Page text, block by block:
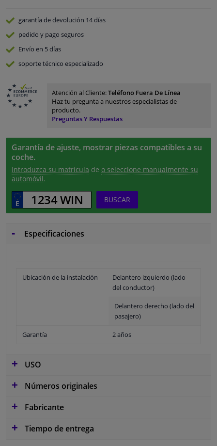
garantía de devolución 14 días
pedido y pago seguros
Envío en 5 días
soporte técnico especializado
Atención al Cliente:Teléfono Fuera De Línea
Haz tu pregunta a nuestros especialistas de
producto.
Preguntas Y Respuestas
Garantía de ajuste, mostrar piezas compatibles a su
coche.
Introduzca su matrícula de o seleccione manualmente su
automóvil.
BUSCAR
Especificaciones
Ubicación de la instalación
Delantero izquierdo (lado
del conductor)
Delantero derecho (lado del
pasajero)
Garantía 2 años
USO
Números originales
Fabricante
Tiempo de entrega